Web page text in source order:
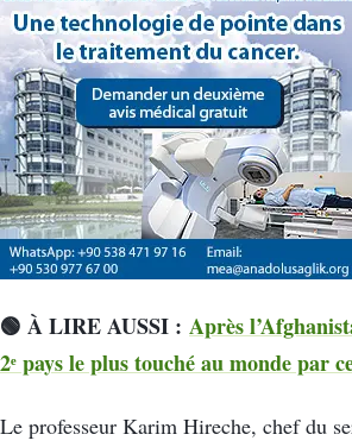
🟢 À LIRE AUSSI : Après
2ᵉ pays le plus touché au monde par
Le professeur Karim Hireche, chef du